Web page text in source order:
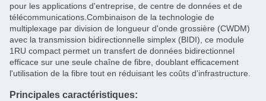
pour les applications d'entreprise, de centre de données et de
télécommunications.Combinaison de la technologie de
multiplexage par division de longueur d'onde grossière (CWDM)
avec la transmission bidirectionnelle simplex (BIDI), ce module
1RU compact permet un transfert de données bidirectionnel
efficace sur une seule chaîne de fibre, doublant efficacement
l'utilisation de la fibre tout en réduisant les coûts d'infrastructure.
Principales caractéristiques: